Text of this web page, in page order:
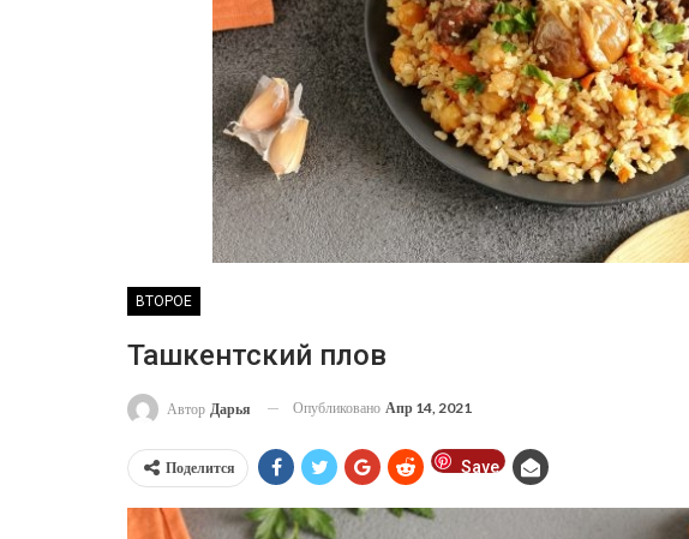
ВТОРОЕ
Ташкентский плов
Автор Дарья Опубликовано Апр 14, 2021
Поделится Save